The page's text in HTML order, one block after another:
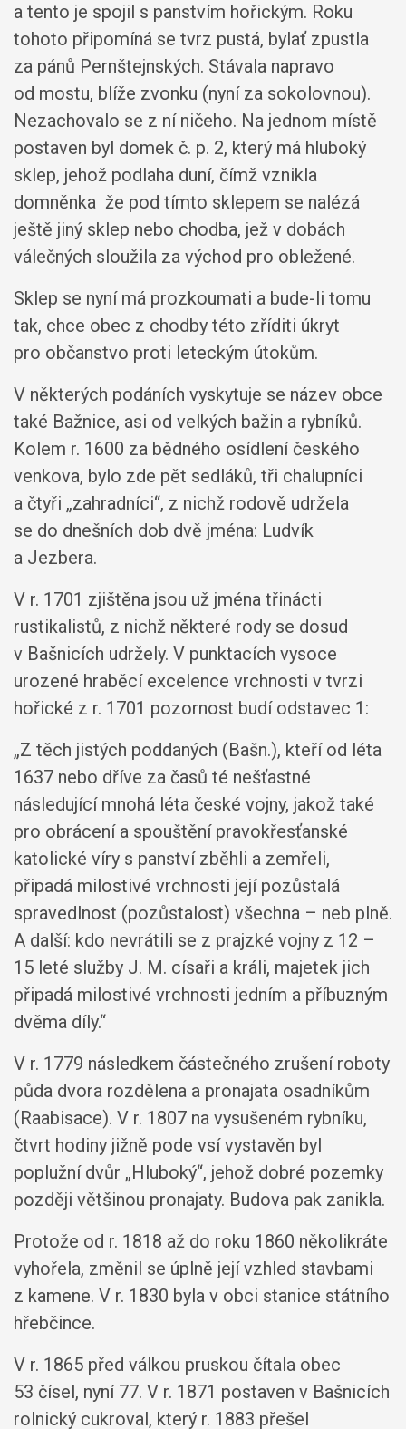
a tento je spojil s panstvím hořickým. Roku
tohoto připomíná se tvrz pustá, bylať zpustla
za pánů Pernštejnských. Stávala napravo
od mostu, blíže zvonku (nyní za sokolovnou).
Nezachovalo se z ní ničeho. Na jednom místě
postaven byl domek č. p. 2, který má hluboký
sklep, jehož podlaha duní, čímž vznikla
domněnka že pod tímto sklepem se nalézá
ještě jiný sklep nebo chodba, jež v dobách
válečných sloužila za východ pro obležené.
Sklep se nyní má prozkoumati a bude-li tomu
tak, chce obec z chodby této zříditi úkryt
pro občanstvo proti leteckým útokům.
V některých podáních vyskytuje se název obce
také Bažnice, asi od velkých bažin a rybníků.
Kolem r. 1600 za bědného osídlení českého
venkova, bylo zde pět sedláků, tři chalupníci
a čtyři „zahradníci“, z nichž rodově udržela
se do dnešních dob dvě jména: Ludvík
a Jezbera.
V r. 1701 zjištěna jsou už jména třinácti
rustikalistů, z nichž některé rody se dosud
v Bašnicích udržely. V punktacích vysoce
urozené hraběcí excelence vrchnosti v tvrzi
hořické z r. 1701 pozornost budí odstavec 1:
„Z těch jistých poddaných (Bašn.), kteří od léta
1637 nebo dříve za časů té nešťastné
následující mnohá léta české vojny, jakož také
pro obrácení a spouštění pravokřesťanské
katolické víry s panství zběhli a zemřeli,
připadá milostivé vrchnosti její pozůstalá
spravedlnost (pozůstalost) všechna – neb plně.
A další: kdo nevrátili se z prajzké vojny z 12 –
15 leté služby J. M. císaři a králi, majetek jich
připadá milostivé vrchnosti jedním a příbuzným
dvěma díly.“
V r. 1779 následkem částečného zrušení roboty
půda dvora rozdělena a pronajata osadníkům
(Raabisace). V r. 1807 na vysušeném rybníku,
čtvrt hodiny jižně pode vsí vystavěn byl
poplužní dvůr „Hluboký“, jehož dobré pozemky
později většinou pronajaty. Budova pak zanikla.
Protože od r. 1818 až do roku 1860 několikráte
vyhořela, změnil se úplně její vzhled stavbami
z kamene. V r. 1830 byla v obci stanice státního
hřebčince.
V r. 1865 před válkou pruskou čítala obec
53 čísel, nyní 77. V r. 1871 postaven v Bašnicích
rolnický cukroval, který r. 1883 přešel